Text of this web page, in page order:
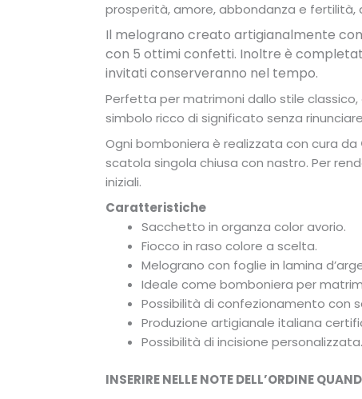
prosperità, amore, abbondanza e
Il melograno creato artigianalmente
con 5 ottimi confetti. Inoltre è
invitati conserveranno nel tempo.
Perfetta per matrimoni dallo stile
simbolo ricco di significato senza
Ogni bomboniera è realizzata con cura da
scatola singola chiusa con nastro. Per
iniziali.
Caratteristiche
Sacchetto in organza color avorio.
Fiocco in raso colore a scelta.
Melograno con foglie in lamina
Ideale come bomboniera per
Possibilità di confezionamento con
Produzione artigianale italiana
Possibilità di incisione personalizzata.
INSERIRE NELLE NOTE DELL’ORDINE